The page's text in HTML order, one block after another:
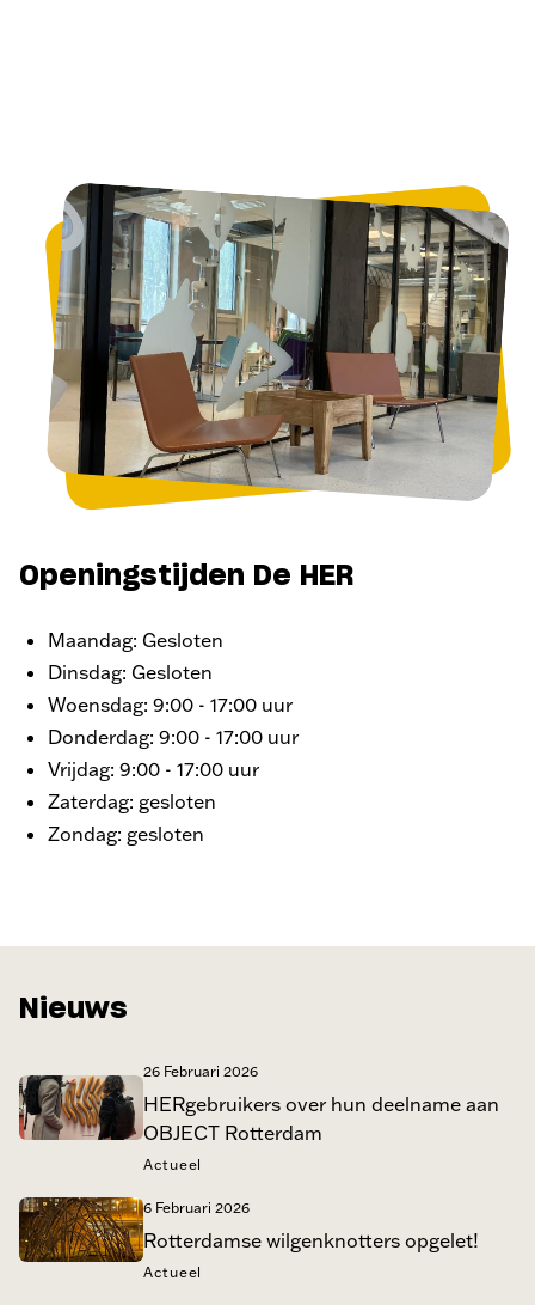
Openingstijden De HER
Maandag: Gesloten
Dinsdag: Gesloten
Woensdag: 9:00 - 17:00 uur
Donderdag: 9:00 - 17:00 uur
Vrijdag: 9:00 - 17:00 uur
Zaterdag: gesloten
Zondag: gesloten
Nieuws
HERgebruikers over hun deelname aan
OBJECT Rotterdam
26 Februari 2026
Actueel
Rotterdamse wilgenknotters opgelet!
6 Februari 2026
Actueel